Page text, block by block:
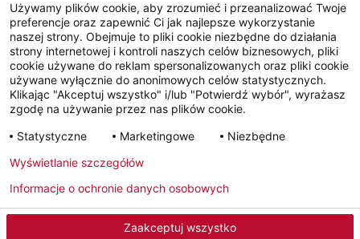
Metryka Polityka prywatności Newsletter
Facebook YouTube LinkedIn
Instagram
Używamy plików cookie, aby zrozumieć i przeanalizować Twoje
preferencje oraz zapewnić Ci jak najlepsze wykorzystanie
naszej strony. Obejmuje to pliki cookie niezbędne do działania
strony internetowej i kontroli naszych celów biznesowych, pliki
cookie używane do reklam spersonalizowanych oraz pliki cookie
używane wyłącznie do anonimowych celów statystycznych.
Klikając "Akceptuj wszystko" i/lub "Potwierdź wybór", wyrażasz
zgodę na używanie przez nas plików cookie.
Statystyczne
Marketingowe Niezbędne
Zaakceptuj wszystko
Wyświetlanie szczegółów
Informacje o ochronie danych osobowych